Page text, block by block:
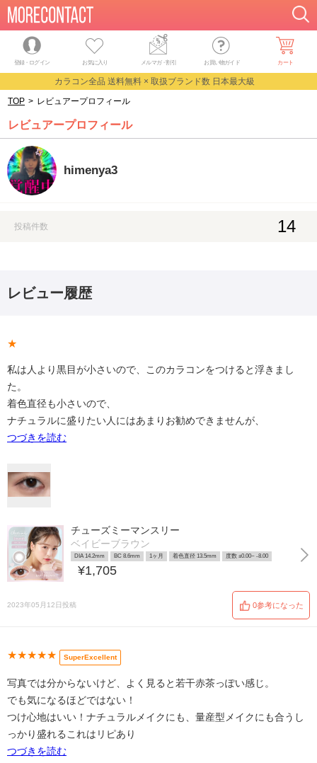
登録・ログイン お気に入り メルマガ・割引 お買い物ガイド カート
カラコン全品 送料無料 × 取扱ブランド数 日本最大級
TOP > レビュアープロフィール
レビュアープロフィール
himenya3
投稿件数 14
レビュー履歴
★
私は人より黒目が小さいので、このカラコンをつけると浮きまし
た。
着色直径も小さいので、
ナチュラルに盛りたい人にはあまりお勧めできませんが、
つづきを読む
チューズミーマンスリー
ベイビーブラウン
DIA 14.2mm BC 8.6mm 1ヶ月 着色直径 13.5mm 度数 ±0.00~ -8.00
¥1,705
2023年05月12日投稿 0参考になった
★★★★★ SuperExcellent
写真では分からないけど、よく見ると若干赤茶っぽい感じ。
でも気になるほどではない！
つけ心地はいい！ナチュラルメイクにも、量産型メイクにも合うし
っかり盛れるこれはリピあり
つづきを読む